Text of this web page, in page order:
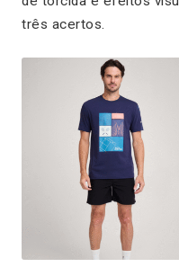
três acertos.